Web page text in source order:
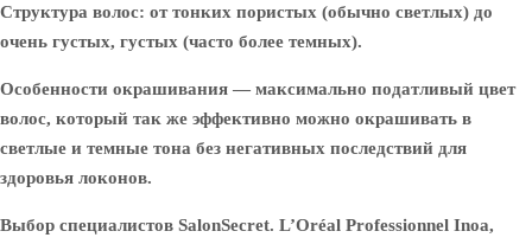
Структура волос: от тонких пористых (обычно светлых) до
очень густых, густых (часто более темных).
Особенности окрашивания — максимально податливый цвет
волос, который так же эффективно можно окрашивать в
светлые и темные тона без негативных последствий для
здоровья локонов.
Выбор специалистов SalonSecret. L’Oréal Professionnel Inoa,